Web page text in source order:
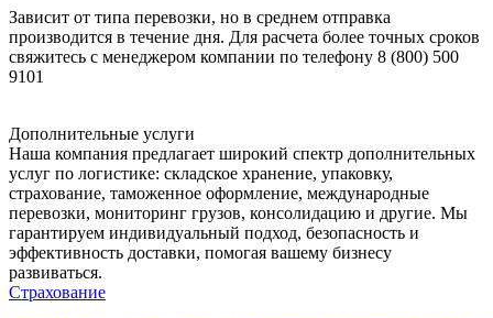
Зависит от типа перевозки, но в среднем отправка
производится в течение дня. Для расчета более точных сроков
свяжитесь с менеджером компании по телефону 8 (800) 500
9101
Дополнительные услуги
Наша компания предлагает широкий спектр дополнительных
услуг по логистике: складское хранение, упаковку,
страхование, таможенное оформление, международные
перевозки, мониторинг грузов, консолидацию и другие. Мы
гарантируем индивидуальный подход, безопасность и
эффективность доставки, помогая вашему бизнесу
развиваться.
Страхование